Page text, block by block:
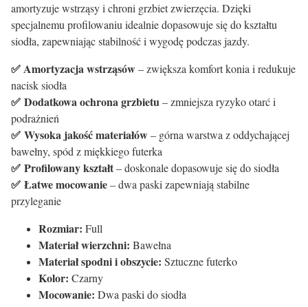
amortyzuje wstrząsy i chroni grzbiet zwierzęcia. Dzięki
specjalnemu profilowaniu idealnie dopasowuje się do kształtu
siodła, zapewniając stabilność i wygodę podczas jazdy.
✅ Amortyzacja wstrząsów– zwiększa komfort konia i redukuje
nacisk siodła
✅ Dodatkowa ochrona grzbietu– zmniejsza ryzyko otarć i
podrażnień
✅ Wysoka jakość materiałów– górna warstwa z oddychającej
bawełny, spód z miękkiego futerka
✅ Profilowany kształt– doskonale dopasowuje się do siodła
✅ Łatwe mocowanie– dwa paski zapewniają stabilne
przyleganie
Rozmiar: Full
Materiał wierzchni: Bawełna
Materiał spodni i obszycie: Sztuczne futerko
Kolor: Czarny
Mocowanie: Dwa paski do siodła